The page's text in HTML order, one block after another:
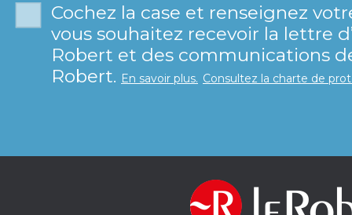
Cochez la case et renseignez
vous souhaitez recevoir la lettre
Robert et des communications
Robert. En savoir plus. Consultez la charte de